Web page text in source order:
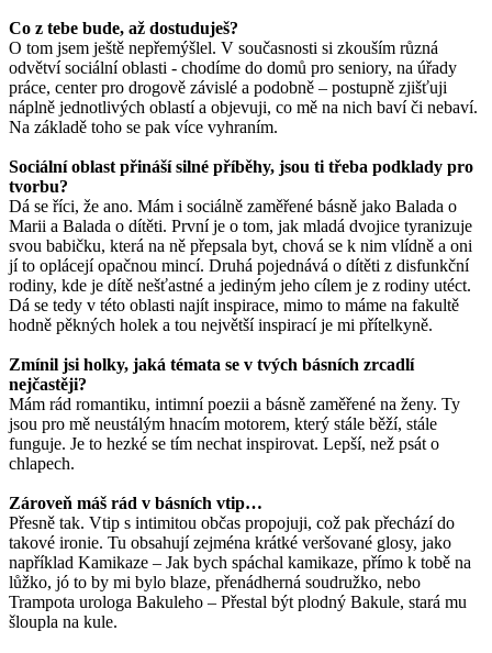
Co z tebe bude, až dostuduješ?
O tom jsem ještě nepřemýšlel. V současnosti si zkouším různá
odvětví sociální oblasti - chodíme do domů pro seniory, na úřady
práce, center pro drogově závislé a podobně – postupně zjišťuji
náplně jednotlivých oblastí a objevuji, co mě na nich baví či nebaví.
Na základě toho se pak více vyhraním.
Sociální oblast přináší silné příběhy, jsou ti třeba podklady pro
tvorbu?
Dá se říci, že ano. Mám i sociálně zaměřené básně jako Balada o
Marii a Balada o dítěti. První je o tom, jak mladá dvojice tyranizuje
svou babičku, která na ně přepsala byt, chová se k nim vlídně a oni
jí to oplácejí opačnou mincí. Druhá pojednává o dítěti z disfunkční
rodiny, kde je dítě nešťastné a jediným jeho cílem je z rodiny utéct.
Dá se tedy v této oblasti najít inspirace, mimo to máme na fakultě
hodně pěkných holek a tou největší inspirací je mi přítelkyně.
Zmínil jsi holky, jaká témata se v tvých básních zrcadlí
nejčastěji?
Mám rád romantiku, intimní poezii a básně zaměřené na ženy. Ty
jsou pro mě neustálým hnacím motorem, který stále běží, stále
funguje. Je to hezké se tím nechat inspirovat. Lepší, než psát o
chlapech.
Zároveň máš rád v básních vtip…
Přesně tak. Vtip s intimitou občas propojuji, což pak přechází do
takové ironie. Tu obsahují zejména krátké veršované glosy, jako
například Kamikaze – Jak bych spáchal kamikaze, přímo k tobě na
lůžko, jó to by mi bylo blaze, přenádherná soudružko, nebo
Trampota urologa Bakuleho – Přestal být plodný Bakule, stará mu
šloupla na kule.